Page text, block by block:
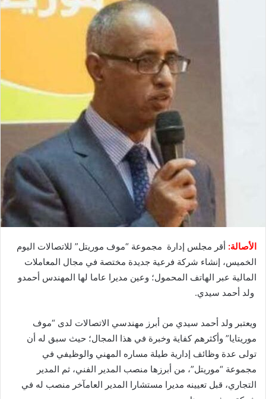
الأصالة: أقر مجلس إدارة مجموعة “موف موريتل” للاتصالات اليوم
الخميس، إنشاء شركة فرعية جديدة مختصة في مجال المعاملات
المالية عبر الهاتف المحمول؛ وعين مديرا عاما لها المهندس أحمدو
ولد أحمد سيدي.
ويعتبر ولد أحمد سيدي من أبرز مهندسي الاتصالات لدى “موف
موريتايا” وأكثرهم كفاية وخبرة في هذا المجال؛ حيث سبق له أن
تولى عدة وظائف إدارية طيلة مساره المهني والوظيفي في
مجموعة “موريتل”، من أبرزها منصب المدير الفني، ثم المدير
التجاري، قبل تعيينه مديرا مستشارا المدير العامآخر منصب له في